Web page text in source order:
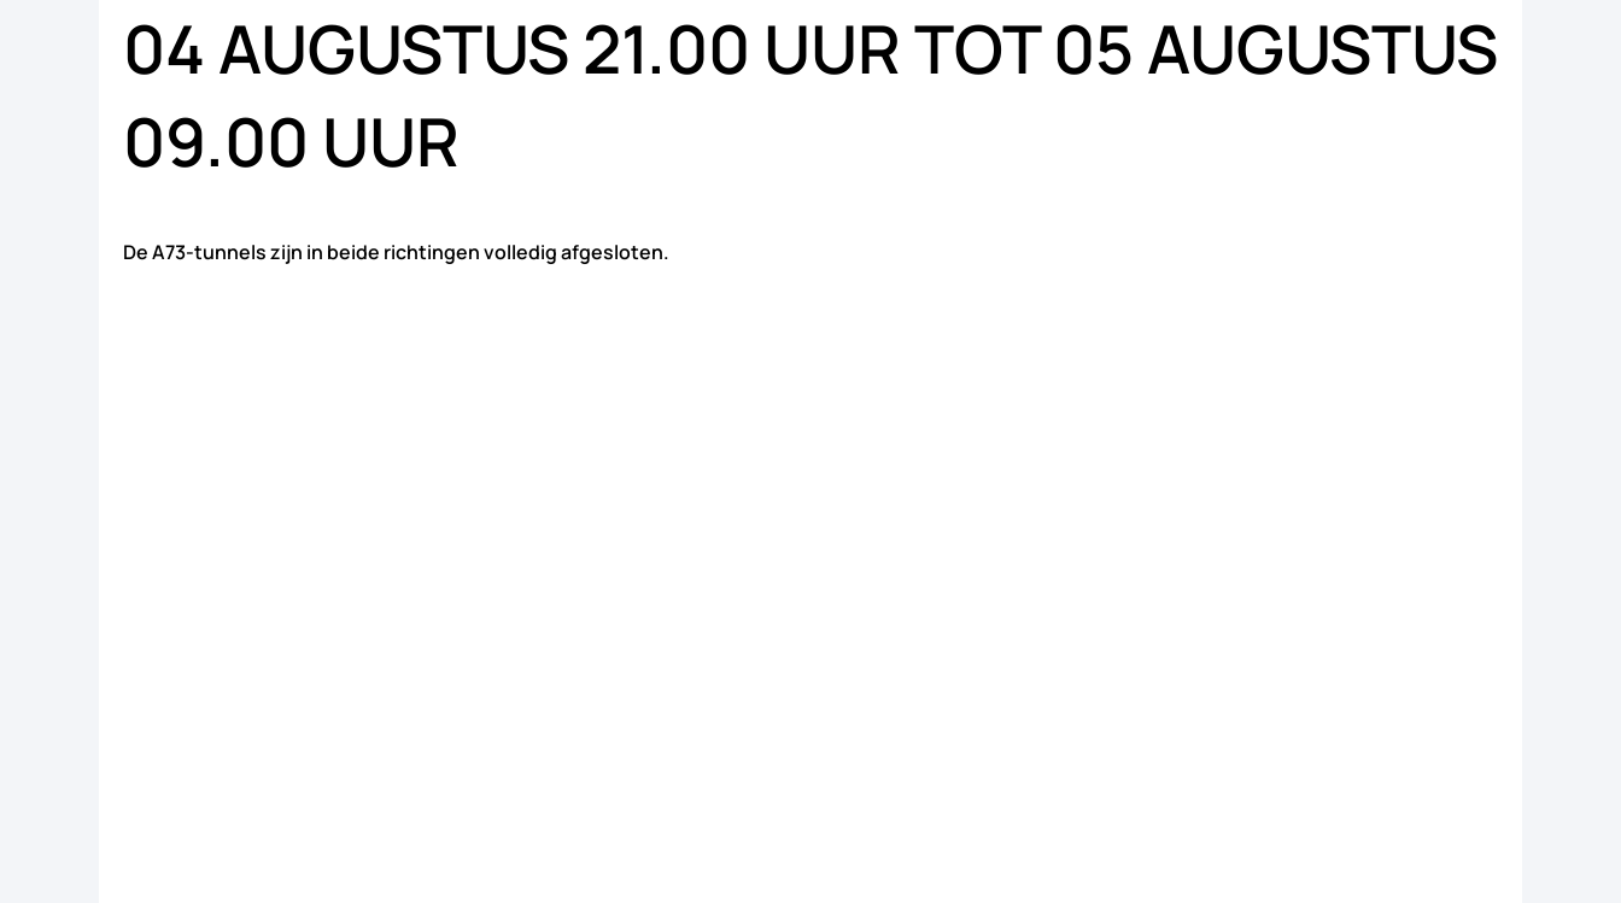
04 AUGUSTUS 21.00 UUR TOT 05 AUGUSTUS
09.00 UUR
De A73-tunnels zijn in beide richtingen volledig afgesloten.